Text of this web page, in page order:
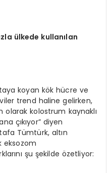
ülkede kullanılan
koyan kök hücre ve
trend haline gelirken,
kolostrum kaynaklı
çıkıyor” diyen
Tümtürk, altın
eksozom
şu şekilde özetliyor: